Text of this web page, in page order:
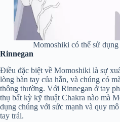
Momoshiki có thể sử
Rinnegan
Điều đặc biệt về Momoshiki là sự
lòng bàn tay của hắn, và chúng có
thông thường. Với Rinnegan ở tay
thụ bất kỳ kỹ thuật Chakra nào mà
dụng chúng với sức mạnh và quy
tay trái.